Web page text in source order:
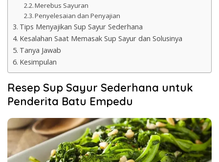
Merebus Sayuran
Penyelesaian dan Penyajian
Tips Menyajikan Sup Sayur Sederhana
Kesalahan Saat Memasak Sup Sayur dan Solusinya
Tanya Jawab
Kesimpulan
Resep Sup Sayur Sederhana untuk
Penderita Batu Empedu